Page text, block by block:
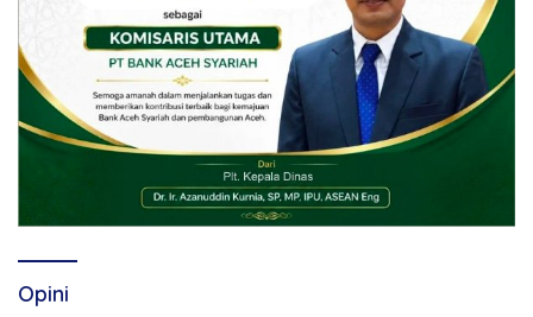
Opini